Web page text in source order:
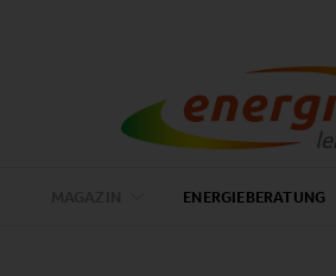
ENERGIEBERATUNG